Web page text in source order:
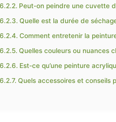
Peut-on peindre une cuvette
Quelle est la durée de
Comment entretenir la
Quelles couleurs ou nuances
Est-ce qu’une peinture
Quels accessoires et conseils